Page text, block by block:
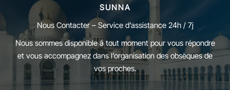
SUNNA
Nous Contacter – Service d’assistance 24h / 7j
Nous sommes disponible à tout moment pour vous répondre
et vous accompagnez dans l’organisation des obsèques de
vos proches.